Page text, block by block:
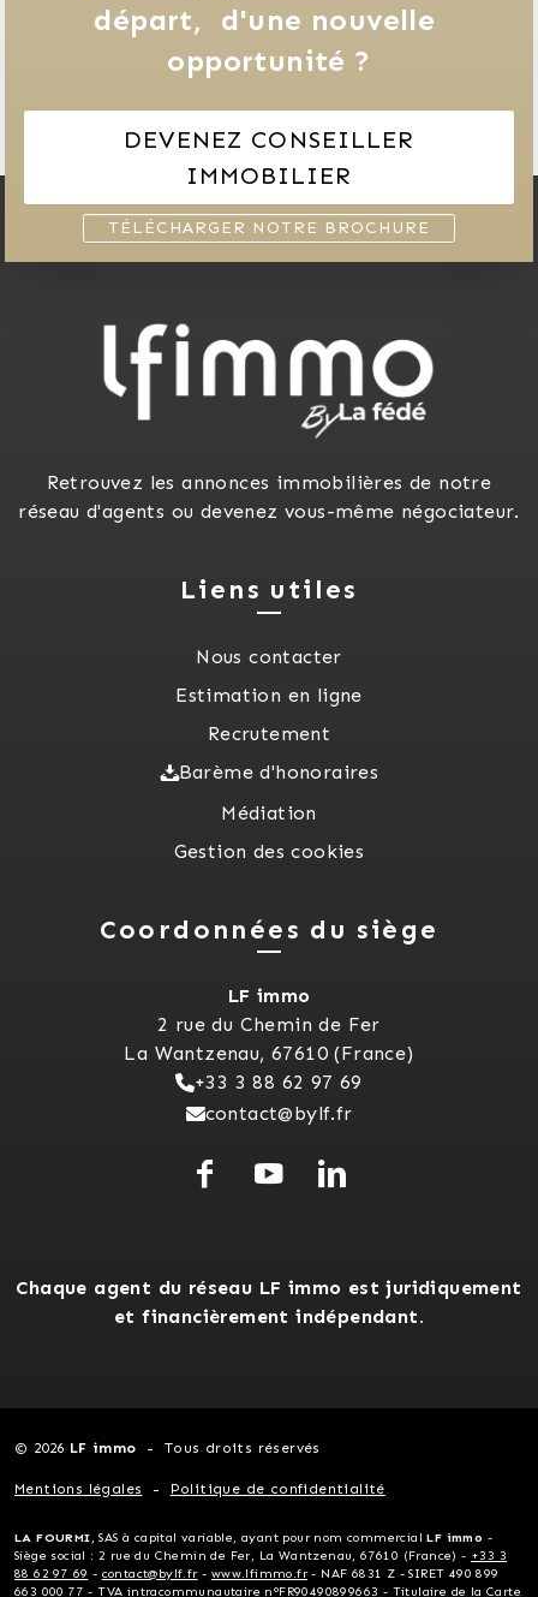
départ,
d'une nouvelle
opportunité ?
DEVENEZ CONSEILLER
IMMOBILIER
TÉLÉCHARGER NOTRE BROCHURE
Retrouvez les annonces immobilières de notre
réseau d'agents ou devenez vous-même négociateur.
Liens utiles
Nous contacter
Estimation en ligne
Recrutement
Barème d'honoraires
Médiation
Gestion des cookies
Coordonnées du siège
LF immo
2 rue du Chemin de Fer
La Wantzenau, 67610 (France)
+33 3 88 62 97 69
contact@bylf.fr
Chaque agent du réseau LF immo est juridiquement
et financièrement indépendant.
© 2026 LF immo Tous droits réservés
Mentions légales Politique de confidentialité
LA FOURMI, SAS à capital variable, ayant pour nom commercialLF immo -
Siège social : 2 rue du Chemin de Fer, La Wantzenau, 67610 (France) - +33 3
88 62 97 69 - contact@bylf.fr- www.lfimmo.fr- NAF 6831 Z - SIRET 490 899
663 000 77 - TVA intracommunautaire n°FR90490899663 - Titulaire de la Carte